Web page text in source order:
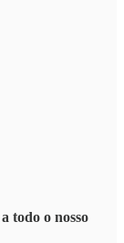
todo o nosso